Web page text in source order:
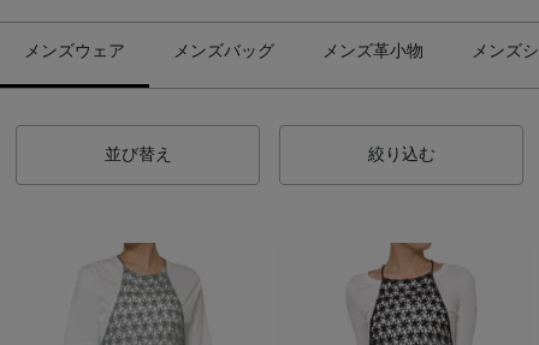
メンズウェア メンズバッグ メンズ革小物 メンズ
並び替え 絞り込む